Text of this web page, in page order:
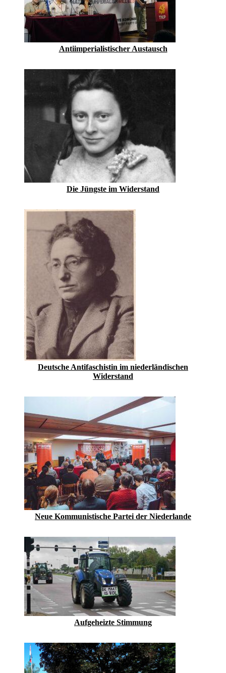
Antiimperialistischer Austausch
Die Jüngste im Widerstand
Deutsche Antifaschistin im niederländischen
Widerstand
Neue Kommunistische Partei der Niederlande
Aufgeheizte Stimmung